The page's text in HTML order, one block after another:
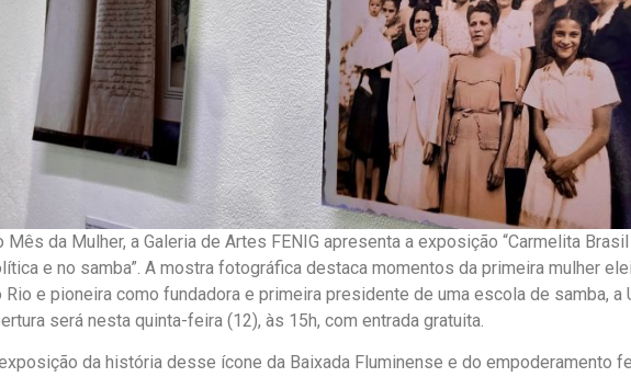
Mês da Mulher, a Galeria de Artes FENIG apresenta a exposição “Carmelita
e no samba”. A mostra fotográfica destaca momentos da primeira mulher
Rio e pioneira como fundadora e primeira presidente de uma escola de samba, a
será nesta quinta-feira (12), às 15h, com entrada gratuita.
da história desse ícone da Baixada Fluminense e do empoderamento